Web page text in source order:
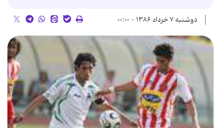
دوشنبه ۷ خرداد ۱۳۸۶ - ۰۰:۰۰